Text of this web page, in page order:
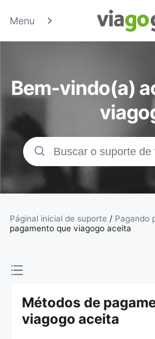
Menu
Bem-vindo(a)
Páginal inicial de suporte / Pagando
pagamento que viagogo aceita
Métodos de
viagogo aceita